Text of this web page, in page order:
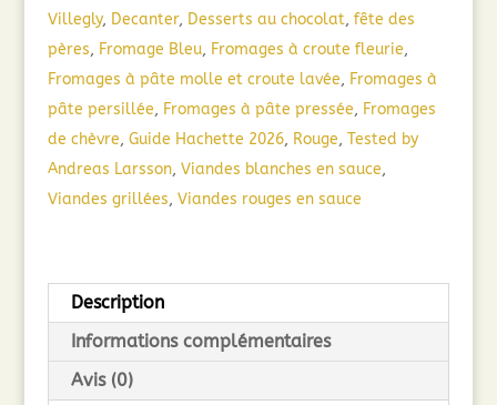
(75
cl)
2023
Villegly, Decanter, Desserts au chocolat, fête des
pères, Fromage Bleu, Fromages à croute fleurie,
Fromages à pâte molle et croute lavée, Fromages à
pâte persillée, Fromages à pâte pressée, Fromages
de chèvre, Guide Hachette 2026, Rouge, Tested by
Andreas Larsson, Viandes blanches en sauce,
Viandes grillées, Viandes rouges en sauce
Description
Informations complémentaires
Avis (0)